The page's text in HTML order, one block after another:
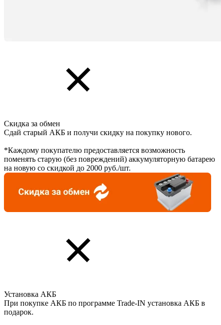
Скидка за обмен
Сдай старый АКБ и получи скидку на покупку нового.
*Каждому покупателю предоставляется возможность
поменять старую (без повреждений) аккумуляторную батарею
на новую со скидкой до 2000 руб./шт.
Установка АКБ
При покупке АКБ по программе Trade-IN установка АКБ в
подарок.